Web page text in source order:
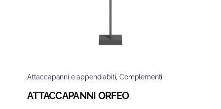
Attaccapanni e appendiabiti ,Complementi
ATTACCAPANNI ORFEO